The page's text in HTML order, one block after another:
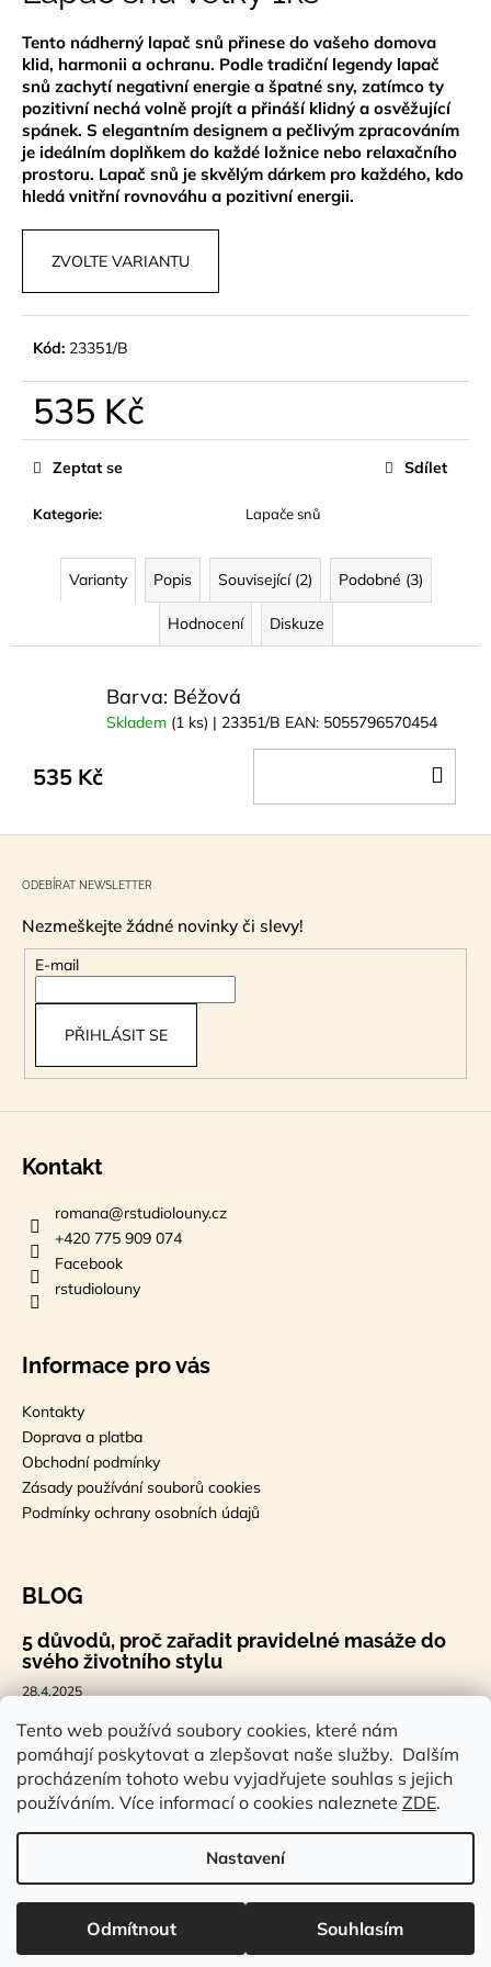
Tento web používá soubory cookies, které nám
pomáhají poskytovat a zlepšovat naše služby. Dalším
procházením tohoto webu vyjadřujete souhlas s jejich
používáním. Více informací o cookies naleznete ZDE.
Nastavení
Odmítnout Souhlasím
z
5
hvězdiček.
Tento nádherný lapač snů přinese do vašeho domova
klid, harmonii a ochranu. Podle tradiční legendy lapač
snů zachytí negativní energie a špatné sny, zatímco ty
pozitivní nechá volně projít a přináší klidný a osvěžující
spánek. S elegantním designem a pečlivým zpracováním
je ideálním doplňkem do každé ložnice nebo relaxačního
prostoru. Lapač snů je skvělým dárkem pro každého, kdo
hledá vnitřní rovnováhu a pozitivní energii.
ZVOLTE VARIANTU
Kód: 23351/B
535 Kč
Měrná
cena:
Kategorie: Lapače snů
Zeptat se Sdílet
Varianty Popis Související (2) Podobné (3)
Hodnocení Diskuze
Barva: Béžová
Skladem (1 ks) | 23351/B EAN: 5055796570454
535 Kč
a
j
í
t
?
HLEDAT
D
o
r
u
u
KŘIŠŤÁLOVÉ
SPIRÁLOVÉ
89
ODEBÍRAT NEWSLETTER
Nezmeškejte žádné novinky či slevy!
E-mail
PŘIHLÁSIT SE
Kontakt
romana@rstudiolouny.cz
+420 775 909 074
Facebook
rstudiolouny
Informace pro vás
Kontakty
Doprava a platba
Obchodní podmínky
Zásady používání souborů cookies
Podmínky ochrany osobních údajů
BLOG
5 důvodů, proč zařadit pravidelné masáže do
svého životního stylu
28.4.2025
🐣 Velikonoční styl, který tě bude bavit
7.4.2025
Sauna a saunová terapie: Cesta ke zdraví a
pohodě
14.2.2025
Copyright 2026Rstudioeshop.cz . Všechna práva vyhrazena.